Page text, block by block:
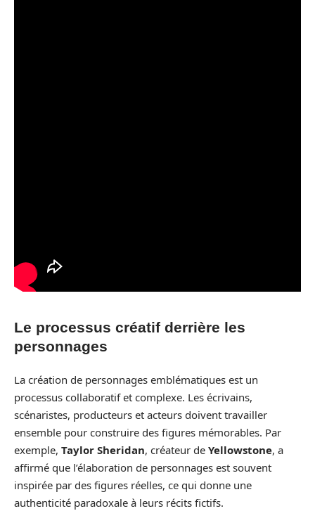
Le processus créatif derrière les
personnages
La création de personnages emblématiques est un
processus collaboratif et complexe. Les écrivains,
scénaristes, producteurs et acteurs doivent travailler
ensemble pour construire des figures mémorables. Par
exemple, Taylor Sheridan, créateur de Yellowstone, a
affirmé que l’élaboration de personnages est souvent
inspirée par des figures réelles, ce qui donne une
authenticité paradoxale à leurs récits fictifs.